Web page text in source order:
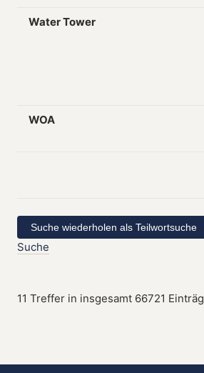
Water Tower
WOA
Suche
11 Treffer in insgesamt 66721